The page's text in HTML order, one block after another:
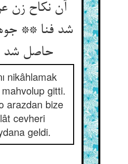
آن نکاح زن
شد فنا **
حاصل شد
nikâhlamak
mahvolup gitti.
arazdan bize
cevheri
geldi.